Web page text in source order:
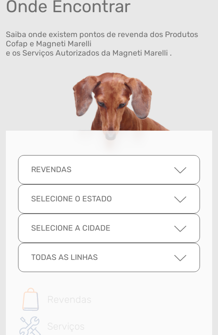
Onde Encontrar
Saiba onde existem pontos de revenda dos Produtos
Cofap e Magneti Marelli
e os Serviços Autorizados da Magneti Marelli .
REVENDAS
SELECIONE O ESTADO
SELECIONE A CIDADE
TODAS AS LINHAS
Revendas
Serviços